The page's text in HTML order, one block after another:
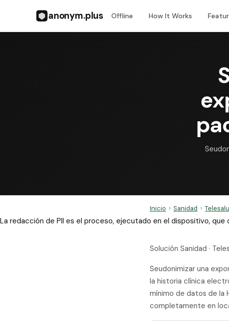
anonym.plus Offline How It Works
Inicio › Sanidad ›
La redacción de PII es el proceso, ejecutado en el dispositivo,
Solución Sanidad ·
Seudonimizar una
la historia clínica
mínimo de datos de la
completamente en